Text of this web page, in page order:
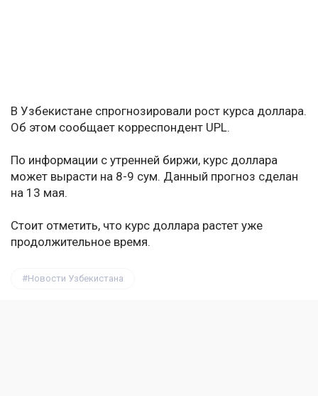
В Узбекистане спрогнозировали рост курса доллара.
Об этом сообщает корреспондент UPL.
По информации с утренней биржи, курс доллара
может вырасти на 8-9 сум. Данный прогноз сделан
на 13 мая.
Стоит отметить, что курс доллара растет уже
продолжительное время.
Новости Узбекистана